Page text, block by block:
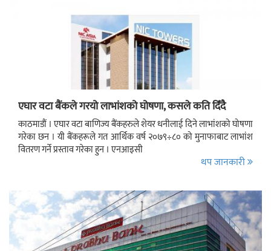
एघार वटा बैंकले गरयो लाभांशको घोषणा, कसले कति दिँदै
काठमाडौं । एघार वटा बाणिज्य बैंकहरुले शेयर धनीलाई दिने लाभांशको घोषणा
गरेका छन । यी बैंकहरूले गत आर्थिक वर्ष २०७९÷८० को मुनाफाबाट लाभांश
वितरण गर्ने प्रस्ताव गरेका हुन । एनआइसी
थप जानकारी